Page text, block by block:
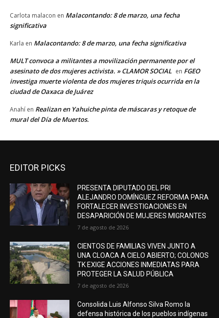
Carlota malacon en Malacontando: 8 de marzo, una fecha
significativa
Karla en Malacontando: 8 de marzo, una fecha significativa
MULT convoca a militantes a movilización permanente por el
asesinato de dos mujeres activista. » CLAMOR SOCIAL en FGEO
investiga muerte violenta de dos mujeres triquis ocurrida en la
ciudad de Oaxaca de Juárez
Anahí en Realizan en Yahuiche pinta de máscaras y retoque de
mural del Día de Muertos.
EDITOR PICKS
PRESENTA DIPUTADO DEL PRI
ALEJANDRO DOMÍNGUEZ REFORMA PARA
FORTALECER INVESTIGACIONES EN
DESAPARICIÓN DE MUJERES MIGRANTES
7 de agosto de 2026
CIENTOS DE FAMILIAS VIVEN JUNTO A
UNA CLOACA A CIELO ABIERTO; COLONOS
TK EXIGE ACCIONES INMEDIATAS PARA
PROTEGER LA SALUD PÚBLICA
7 de agosto de 2026
Consolida Luis Alfonso Silva Romo la
defensa histórica de los pueblos indígenas